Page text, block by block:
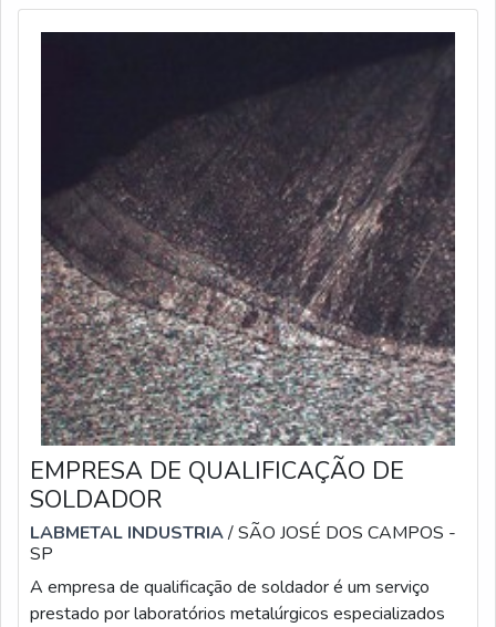
EMPRESA DE QUALIFICAÇÃO DE
SOLDADOR
LABMETAL INDUSTRIA/ SÃO JOSÉ DOS CAMPOS -
SP
A empresa de qualificação de soldador é um serviço
prestado por laboratórios metalúrgicos especializados